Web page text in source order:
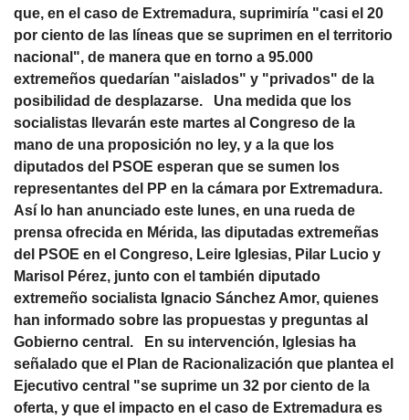
que, en el caso de Extremadura, suprimiría "casi el 20
por ciento de las líneas que se suprimen en el territorio
nacional", de manera que en torno a 95.000
extremeños quedarían "aislados" y "privados" de la
posibilidad de desplazarse. Una medida que los
socialistas llevarán este martes al Congreso de la
mano de una proposición no ley, y a la que los
diputados del PSOE esperan que se sumen los
representantes del PP en la cámara por Extremadura.
Así lo han anunciado este lunes, en una rueda de
prensa ofrecida en Mérida, las diputadas extremeñas
del PSOE en el Congreso, Leire Iglesias, Pilar Lucio y
Marisol Pérez, junto con el también diputado
extremeño socialista Ignacio Sánchez Amor, quienes
han informado sobre las propuestas y preguntas al
Gobierno central. En su intervención, Iglesias ha
señalado que el Plan de Racionalización que plantea el
Ejecutivo central "se suprime un 32 por ciento de la
oferta, y que el impacto en el caso de Extremadura es